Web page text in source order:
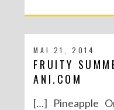
MAI 21, 2014
FRUITY
ANI.COM
[…] Pineapple